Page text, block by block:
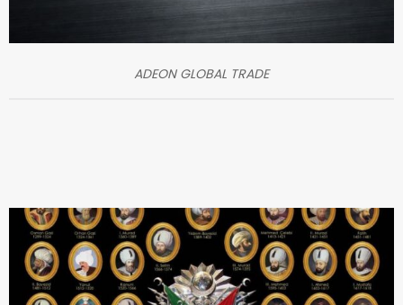
ADEON GLOBAL TRADE